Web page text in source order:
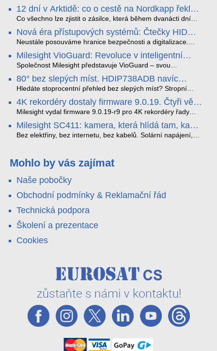
12 dní v Arktidě: co o cestě na Nordkapp řekla
data ze SMARTBOX 2 MAX
Co všechno lze zjistit o zásilce, která během dvanácti dní
projede Arktidou? SMARTBOX 2 MAX jsme vzali na trasu z
Tromsø přes Lofoty, Kirunu a finské Laponsko až na
Nordkapp. Bez jediného dobití, v mrazu až −13 °C a mimo
otřesy i náklon. Výsledkem není jen čára na mapě, ale
podrobný datový příběh celé cesty.
Nová éra přístupových systémů: Čtečky HID
Signo
Neustále posouváme hranice bezpečnosti a digitalizace.
v oblasti kontroly přístupu – moderní a vysoce univerzální
čtečky HID Signo.
Milesight VioGuard: Revoluce v inteligentní
detekci dopravních přestupků
Společnost Milesight představuje VioGuard – svou
dopravních přestupků. Tento systém, poháněný
sofistikovanými algoritmy umělé inteligence (AI), je navržen
tak, aby poskytoval komplexní nástroje pro vymáhání
dopravních předpisů, zvyšoval bezpečnost na silnicích a
optimalizoval plynulost dopravy v moderních městech.
80° bez slepých míst. HDIP738ADB navíc
streamuje na YouTube – bez PC.
Hledáte stoprocentní přehled bez slepých míst? Stropní
panoramatická kamera HDIP738ADB skládá obraz ze dvou
4MP senzorů SONY do jednoho čistého 180° záběru bez
zkreslení. K tomu přidává AI detekci osob a vozidel,
YouTube – bez běžícího počítače.
4K rekordéry dostaly firmware 9.0.19. Čtyři věci,
které musíte vědět.
Milesight vydal firmware 9.0.19-r9 pro 4K rekordéry řady
které vám zjednoduší práci – a jedna z nich vám ušetří
spoustu zbytečných výjezdů k zákazníkům.
Milesight SC411: kamera, která hlídá tam, kam
kabel nedosáhne
Bez elektřiny, bez internetu, bez kabelů. Solární napájení,
váš telefon. Podívejte se na video.
Mohlo by vás zajímat
Naše pobočky
Obchodní podmínky & Reklamační řád
Technická podpora
Školení a prezentace
Cookies